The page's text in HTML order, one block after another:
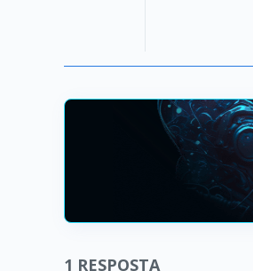
1 RESPOSTA